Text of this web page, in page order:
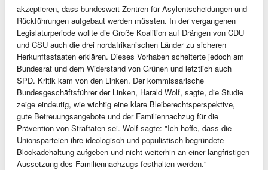
akzeptieren, dass bundesweit Zentren für Asylentscheidungen und
Rückführungen aufgebaut werden müssten. In der vergangenen
Legislaturperiode wollte die Große Koalition auf Drängen von CDU
und CSU auch die drei nordafrikanischen Länder zu sicheren
Herkunftsstaaten erklären. Dieses Vorhaben scheiterte jedoch am
Bundesrat und dem Widerstand von Grünen und letztlich auch
SPD. Kritik kam von den Linken. Der kommissarische
Bundesgeschäftsführer der Linken, Harald Wolf, sagte, die Studie
zeige eindeutig, wie wichtig eine klare Bleiberechtsperspektive,
gute Betreuungsangebote und der Familiennachzug für die
Prävention von Straftaten sei. Wolf sagte: "Ich hoffe, dass die
Unionsparteien ihre ideologisch und populistisch begründete
Blockadehaltung aufgeben und nicht weiterhin an einer langfristigen
Aussetzung des Familiennachzugs festhalten werden."